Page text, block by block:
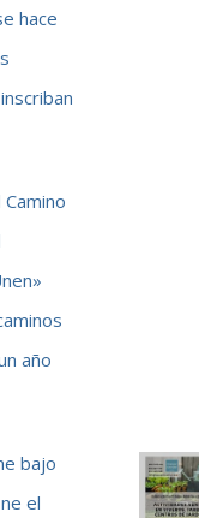
hace
año
bajo
el